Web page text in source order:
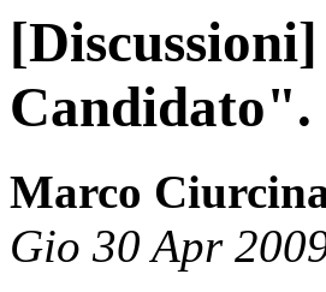
Candidato".
Marco
Gio 30 Apr